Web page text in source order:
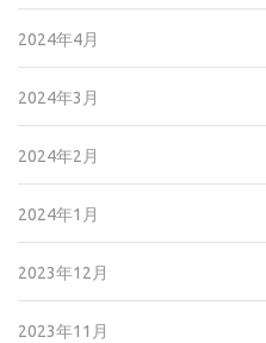
2024年4月
2024年3月
2024年2月
2024年1月
2023年12月
2023年11月